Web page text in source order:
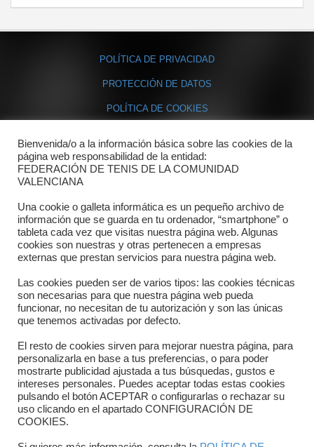
POLÍTICA DE PRIVACIDAD
PROTECCIÓN DE DATOS
POLÍTICA DE COOKIES
Contacto
Dónde estamos
Directorio departamentos
Horario
Formulario de contacto
Copyright © 2025 FTCV
Bienvenida/o a la información básica sobre las cookies de la
página web responsabilidad de la entidad:
FEDERACIÓN DE TENIS DE LA COMUNIDAD
VALENCIANA
Una cookie o galleta informática es un pequeño archivo de
información que se guarda en tu ordenador, “smartphone” o
tableta cada vez que visitas nuestra página web. Algunas
cookies son nuestras y otras pertenecen a empresas
externas que prestan servicios para nuestra página web.
Las cookies pueden ser de varios tipos: las cookies técnicas
son necesarias para que nuestra página web pueda
funcionar, no necesitan de tu autorización y son las únicas
que tenemos activadas por defecto.
El resto de cookies sirven para mejorar nuestra página, para
personalizarla en base a tus preferencias, o para poder
mostrarte publicidad ajustada a tus búsquedas, gustos e
intereses personales. Puedes aceptar todas estas cookies
pulsando el botón ACEPTAR o configurarlas o rechazar su
uso clicando en el apartado CONFIGURACIÓN DE
COOKIES.